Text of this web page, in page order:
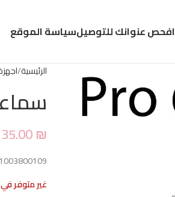
افحص عنوانك للتوصيلسياسة الموقع
الرئيسية
35.00₪
1003800109
غير متوفر